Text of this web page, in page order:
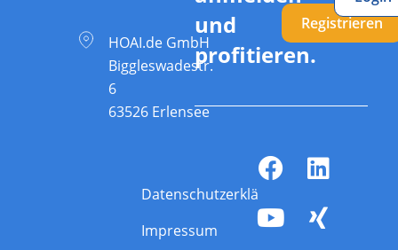
HOAI.de GmbH
Biggleswadestr.
6
63526 Erlensee
und
profitieren.
Registrieren
Datenschutzerklärung
Impressum